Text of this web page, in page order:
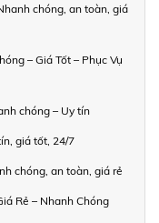
chóng, an toàn, giá
– Giá Tốt – Phục Vụ
chóng – Uy tín
giá tốt, 24/7
chóng, an toàn, giá rẻ
Rẻ – Nhanh Chóng